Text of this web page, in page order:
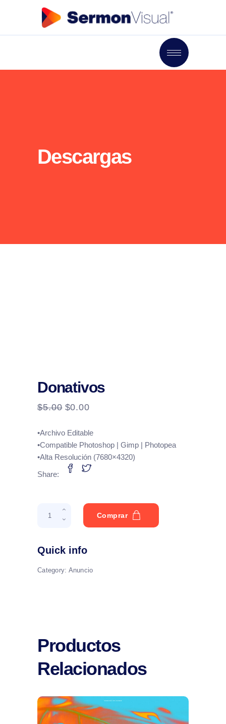
Descargas
Donativos
$5.00 ORIGINAL
$5.00.
$0.00
$0.00.
•Archivo Editable
•Compatible Photoshop | Gimp | Photopea
•Alta Resolución (7680×4320)
Share:
Donativos
quantity
Comprar
Quick info
Category: Anuncio
Productos
Relacionados